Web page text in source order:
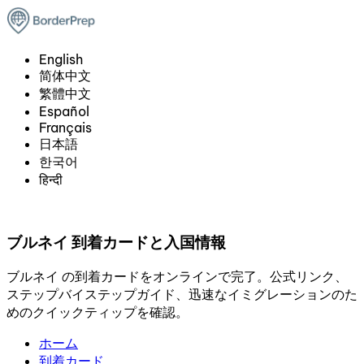
English
简体中文
繁體中文
Español
Français
日本語
한국어
हिन्दी
ブルネイ 到着カードと入国情報
ブルネイ の到着カードをオンラインで完了。公式リンク、
ステップバイステップガイド、迅速なイミグレーションのた
めのクイックティップを確認。
ホーム